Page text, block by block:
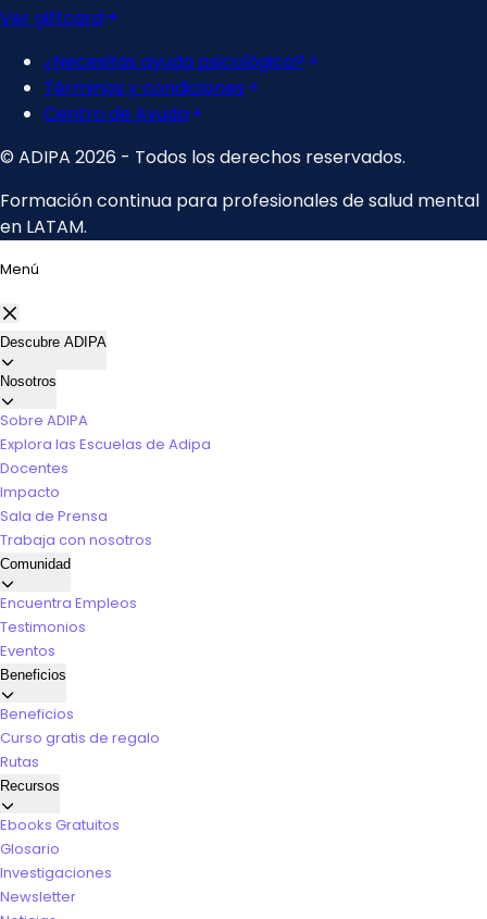
Menú
Descubre ADIPA
Nosotros
Sobre ADIPA
Explora las Escuelas de Adipa
Docentes
Impacto
Sala de Prensa
Trabaja con nosotros
Comunidad
Encuentra Empleos
Testimonios
Eventos
Beneficios
Beneficios
Curso gratis de regalo
Rutas
Recursos
Ebooks Gratuitos
Glosario
Investigaciones
Newsletter